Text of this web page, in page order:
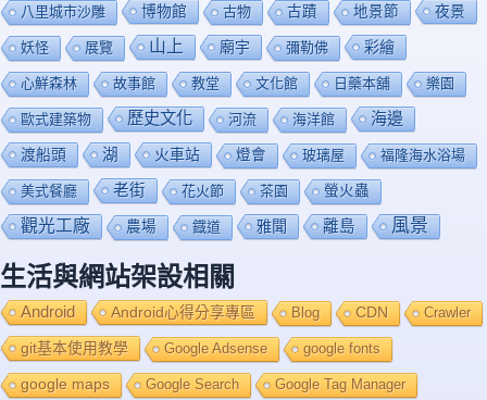
八里城市沙雕 博物館 古物 古蹟 地景節 夜景
妖怪 展覽 山上 廟宇 彌勒佛 彩繪
心鮮森林 故事館 教堂 文化館 日藥本舖 樂園
歐式建築物 歷史文化 河流 海洋館 海邊
渡船頭 湖 火車站 燈會 玻璃屋 福隆海水浴場
美式餐廳 老街 花火節 茶園 螢火蟲
觀光工廠 農場 鐡道 雅聞 離島 風景
生活與網站架設相關
Android Android心得分享專區 Blog CDN Crawler
git基本使用教學 Google Adsense google fonts
google maps Google Search Google Tag Manager